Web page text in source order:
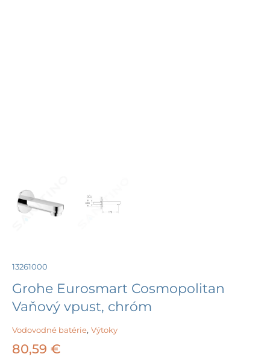
13261000
Grohe Eurosmart Cosmopolitan
Vaňový vpust, chróm
Vodovodné batérie, Výtoky
80,59 €